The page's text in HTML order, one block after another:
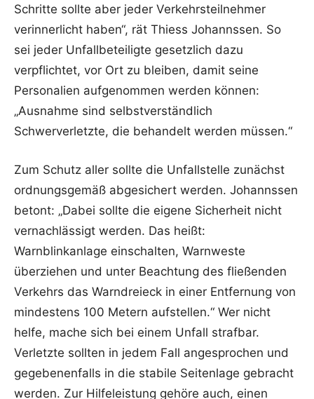
Schritte sollte aber jeder Verkehrsteilnehmer
verinnerlicht haben“, rät Thiess Johannssen. So
sei jeder Unfallbeteiligte gesetzlich dazu
verpflichtet, vor Ort zu bleiben, damit seine
Personalien aufgenommen werden können:
„Ausnahme sind selbstverständlich
Schwerverletzte, die behandelt werden müssen.“
Zum Schutz aller sollte die Unfallstelle zunächst
ordnungsgemäß abgesichert werden. Johannssen
betont: „Dabei sollte die eigene Sicherheit nicht
vernachlässigt werden. Das heißt:
Warnblinkanlage einschalten, Warnweste
überziehen und unter Beachtung des fließenden
Verkehrs das Warndreieck in einer Entfernung von
mindestens 100 Metern aufstellen.“ Wer nicht
helfe, mache sich bei einem Unfall strafbar.
Verletzte sollten in jedem Fall angesprochen und
gegebenenfalls in die stabile Seitenlage gebracht
werden. Zur Hilfeleistung gehöre auch, einen